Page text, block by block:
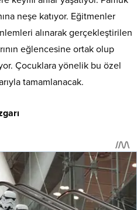
neşe katıyor. Eğitmenler
alınarak gerçekleştirilen
eğlencesine ortak olup
Çocuklara yönelik bu özel
tamamlanacak.